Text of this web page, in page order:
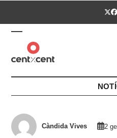
Open
mobile
menu
Close
mobile
menu
Càndida Vives 2